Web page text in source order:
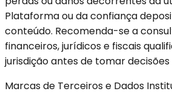
Plataforma ou da confiança
conteúdo. Recomenda-se a
financeiros, jurídicos e fiscais
jurisdição antes de tomar
Marcas de Terceiros e Dados